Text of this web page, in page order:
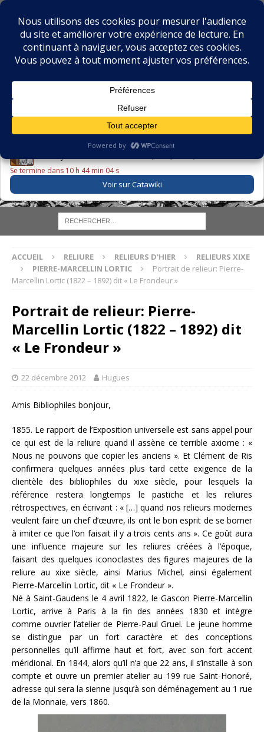
BIBLIOPHILIE.COM
LE BLOG DU BIBLIOPHILE, DES BIBLIOPHILES, DE LA
LE LIVRE DU JOUR
Se termine dans 10 h 44 min 03 s
Voir sur Catawiki
ACCUEIL RELIURE RELIEURS D'HIER
RELIEURS XIXE
PIERRE-MARCELLIN LORTIC
Portrait de relieur: Pierre-
Marcellin Lortic (1822 – 1892) dit « Le Frondeur »
Portrait de relieur: Pierre-
Marcellin Lortic (1822 – 1892) dit
« Le Frondeur »
22 décembre 2012 Hugues
Amis Bibliophiles bonjour,
1855. Le rapport de l’Exposition universelle est sans appel pour
ce qui est de la reliure quand il assène ce terrible axiome : «
Nous ne pouvons que copier les anciens ». Et Clément de Ris
confirmera quelques années plus tard cette exigence de la
clientèle des bibliophiles du xixe siècle, pour lesquels la
référence restera longtemps le pastiche et les reliures
rétrospectives, en écrivant : « […] quand nos relieurs modernes
veulent faire un chef d’œuvre, ils ont le bon esprit de se borner
à imiter ce que l’on faisait il y a trois cents ans ». Ce goût aura
une influence majeure sur les reliures créées à l’époque,
faisant des quelques iconoclastes des figures majeures de la
reliure au xixe siècle, ainsi Marius Michel, ainsi également
Pierre-Marcellin Lortic, dit « Le Frondeur ».
Né à Saint-Gaudens le 4 avril 1822, le Gascon Pierre-Marcellin
Lortic, arrive à Paris à la fin des années 1830 et intègre
comme ouvrier l’atelier de Pierre-Paul Gruel. Le jeune homme
se distingue par un fort caractère et des conceptions
personnelles qu’il affirme haut et fort, avec son fort accent
méridional. En 1844, alors qu’il n’a que 22 ans, il s’installe à son
compte et ouvre un premier atelier au 199 rue Saint-Honoré,
adresse qui sera la sienne jusqu’à son déménagement au 1 rue
de la Monnaie, vers 1860.